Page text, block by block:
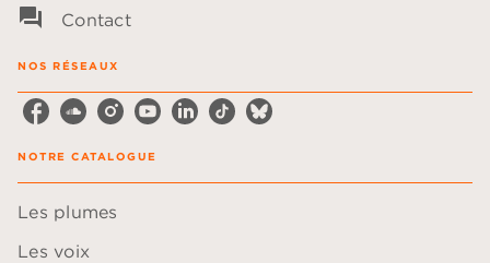
question_answer Contact
NOS RÉSEAUX
NOTRE CATALOGUE
Les plumes
Les voix